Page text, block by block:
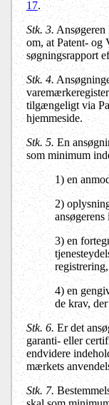
17.
Stk. 3. Ansøgeren
om, at Patent- og
søgningsrapport
Stk. 4.
tilgængeligt via
hjemmeside.
Stk. 5. En
som minimum
1) en
2)
ansøgerens
3) en
4) en
de krav,
Stk. 6. Er det
garanti- eller
endvidere
mærkets
Stk. 7.